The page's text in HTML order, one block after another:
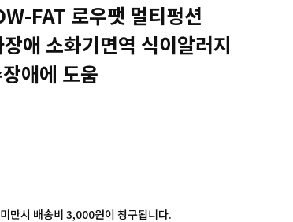
FAT 로우팻 멀티펑션
애 소화기면역 식이알러지
애에 도움
만시 배송비 3,000원이 청구됩니다.